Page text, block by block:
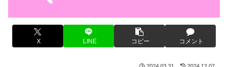
X LINE コピー コメント